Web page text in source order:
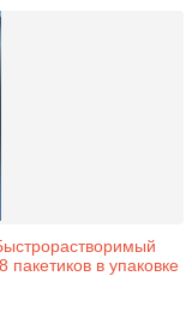
в упаковке